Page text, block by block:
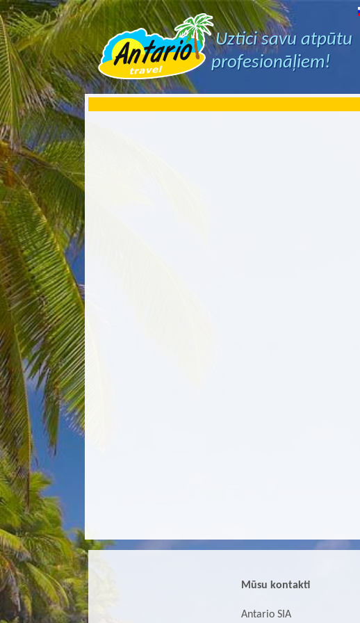
Uztici savu atpūtu
profesionāļiem!
Mūsu kontakti
Antario SIA